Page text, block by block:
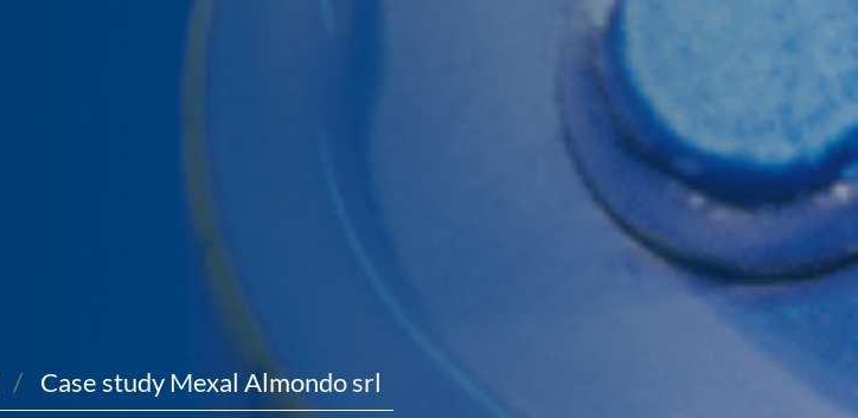
Case study Mexal Almondo srl